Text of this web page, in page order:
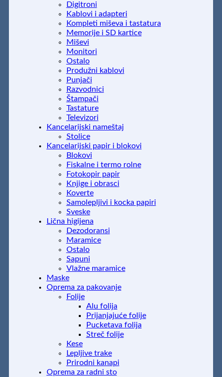
Digitroni
Kablovi i adapteri
Kompleti miševa i tastatura
Memorije i SD kartice
Miševi
Monitori
Ostalo
Produžni kablovi
Punjači
Razvodnici
Štampači
Tastature
Televizori
Kancelarijski nameštaj
Stolice
Kancelarijski papir i blokovi
Blokovi
Fiskalne i termo rolne
Fotokopir papir
Knjige i obrasci
Koverte
Samolepljivi i kocka papiri
Sveske
Lična higijena
Dezodoransi
Maramice
Ostalo
Sapuni
Vlažne maramice
Maske
Oprema za pakovanje
Folije
Alu folija
Prijanjajuće folije
Pucketava folija
Streč folije
Kese
Lepljive trake
Prirodni kanapi
Oprema za radni sto